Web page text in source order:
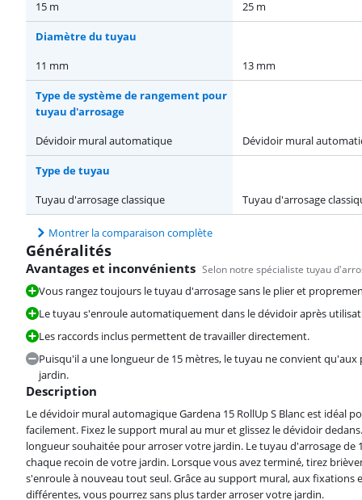
15 m
25 m
Diamètre du tuyau
11 mm
13 mm
Type de système de rangement pour
tuyau d'arrosage
Dévidoir mural automatique
Dévidoir mural
Type de tuyau
Tuyau d'arrosage classique
Tuyau d'arrosage
Montrer la comparaison complète
Généralités
Avantages et inconvénients Selon notre spécialiste tuyau
Vous rangez toujours le tuyau d'arrosage sans le plier et
Le tuyau s'enroule automatiquement dans le dévidoir après
Les raccords inclus permettent de travailler directement.
Puisqu'il a une longueur de 15 mètres, le tuyau ne convient
jardin.
Description
Le dévidoir mural automagique Gardena 15 RollUp S Blanc est idéal
facilement. Fixez le support mural au mur et glissez le dévidoir
longueur souhaitée pour arroser votre jardin. Le tuyau d'arrosage
chaque recoin de votre jardin. Lorsque vous avez terminé, tirez
s'enroule à nouveau tout seul. Grâce au support mural, aux fixations
différentes, vous pourrez sans plus tarder arroser votre jardin.